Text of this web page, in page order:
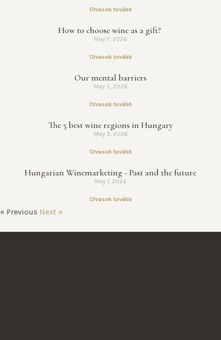
Olvasok tovább
How to choose wine as a gift?
May 7, 2026
Olvasok tovább
Our mental barriers
May 5, 2026
Olvasok tovább
The 5 best wine regions in Hungary
May 3, 2026
Olvasok tovább
Hungarian Winemarketing - Past and the future
May 1, 2026
Olvasok tovább
« Previous Next »